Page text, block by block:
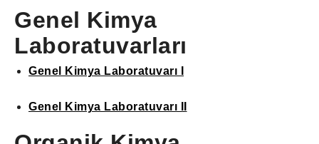
Genel Kimya
Laboratuvarları
Genel Kimya Laboratuvarı I
Genel Kimya Laboratuvarı II